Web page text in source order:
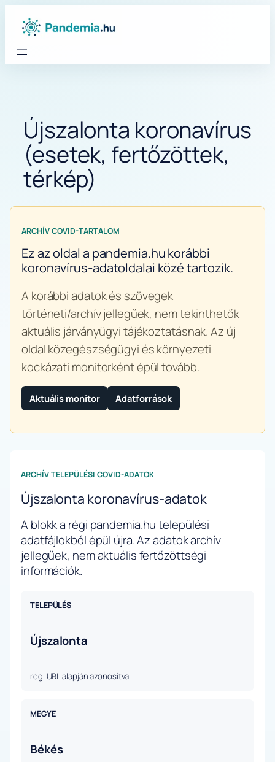
Újszalonta koronavírus
(esetek, fertőzöttek,
térkép)
ARCHÍV COVID-TARTALOM
Ez az oldal a pandemia.hu korábbi
koronavírus-adatoldalai közé tartozik.
A korábbi adatok és szövegek
történeti/archív jellegűek, nem tekinthetők
aktuális járványügyi tájékoztatásnak. Az új
oldal közegészségügyi és környezeti
kockázati monitorként épül tovább.
Aktuális monitor Adatforrások
ARCHÍV TELEPÜLÉSI COVID-ADATOK
Újszalonta koronavírus-adatok
A blokk a régi pandemia.hu települési
adatfájlokból épül újra. Az adatok archív
jellegűek, nem aktuális fertőzöttségi
információk.
TELEPÜLÉS
Újszalonta
régi URL alapján azonosítva
MEGYE
Békés